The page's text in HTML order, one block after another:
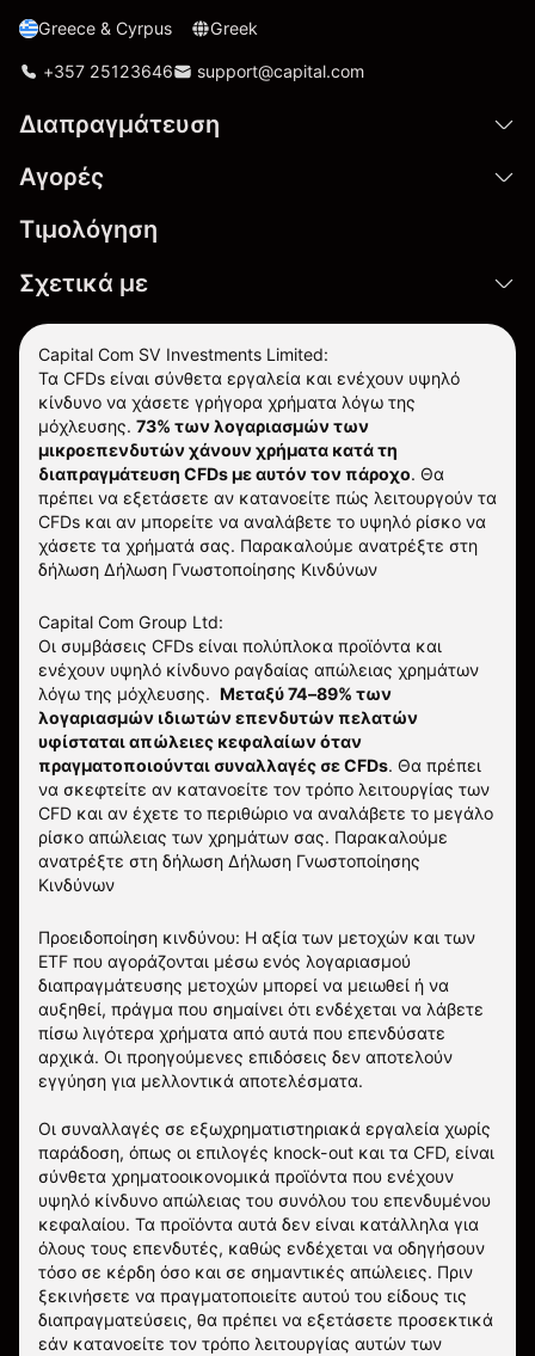
Greece & Cyrpus Greek
+357 25123646 support@capital.com
Διαπραγμάτευση
Αγορές
Τιμολόγηση
Σχετικά με
Capital Com SV Investments Limited:
Τα CFDs είναι σύνθετα εργαλεία και ενέχουν υψηλό
κίνδυνο να χάσετε γρήγορα χρήματα λόγω της
μόχλευσης. 73% των λογαριασμών των
μικροεπενδυτών χάνουν χρήματα κατά τη
διαπραγμάτευση CFDs με αυτόν τον πάροχο. Θα
πρέπει να εξετάσετε αν κατανοείτε πώς λειτουργούν τα
CFDs και αν μπορείτε να αναλάβετε το υψηλό ρίσκο να
χάσετε τα χρήματά σας. Παρακαλούμε ανατρέξτε στη
δήλωση Δήλωση Γνωστοποίησης Κινδύνων
Capital Com Group Ltd:
Οι συμβάσεις CFDs είναι πολύπλοκα προϊόντα και
ενέχουν υψηλό κίνδυνο ραγδαίας απώλειας χρημάτων
λόγω της μόχλευσης. Μεταξύ 74–89% των
λογαριασμών ιδιωτών επενδυτών πελατών
υφίσταται απώλειες κεφαλαίων όταν
πραγματοποιούνται συναλλαγές σε CFDs. Θα πρέπει
να σκεφτείτε αν κατανοείτε τον τρόπο λειτουργίας των
CFD και αν έχετε το περιθώριο να αναλάβετε το μεγάλο
ρίσκο απώλειας των χρημάτων σας. Παρακαλούμε
ανατρέξτε στη δήλωση Δήλωση Γνωστοποίησης
Κινδύνων
Προειδοποίηση κινδύνου: Η αξία των μετοχών και των
ETF που αγοράζονται μέσω ενός λογαριασμού
διαπραγμάτευσης μετοχών μπορεί να μειωθεί ή να
αυξηθεί, πράγμα που σημαίνει ότι ενδέχεται να λάβετε
πίσω λιγότερα χρήματα από αυτά που επενδύσατε
αρχικά. Οι προηγούμενες επιδόσεις δεν αποτελούν
εγγύηση για μελλοντικά αποτελέσματα.
Οι συναλλαγές σε εξωχρηματιστηριακά εργαλεία χωρίς
παράδοση, όπως οι επιλογές knock-out και τα CFD, είναι
σύνθετα χρηματοοικονομικά προϊόντα που ενέχουν
υψηλό κίνδυνο απώλειας του συνόλου του επενδυμένου
κεφαλαίου. Τα προϊόντα αυτά δεν είναι κατάλληλα για
όλους τους επενδυτές, καθώς ενδέχεται να οδηγήσουν
τόσο σε κέρδη όσο και σε σημαντικές απώλειες. Πριν
ξεκινήσετε να πραγματοποιείτε αυτού του είδους τις
διαπραγματεύσεις, θα πρέπει να εξετάσετε προσεκτικά
εάν κατανοείτε τον τρόπο λειτουργίας αυτών των